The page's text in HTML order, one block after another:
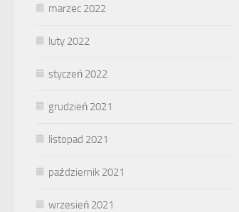
marzec 2022
luty 2022
styczeń 2022
grudzień 2021
listopad 2021
październik 2021
wrzesień 2021